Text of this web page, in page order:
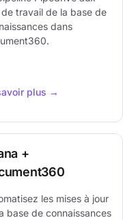
travail de la base de
dans
plus →
+
les mises à jour
base de connaissances